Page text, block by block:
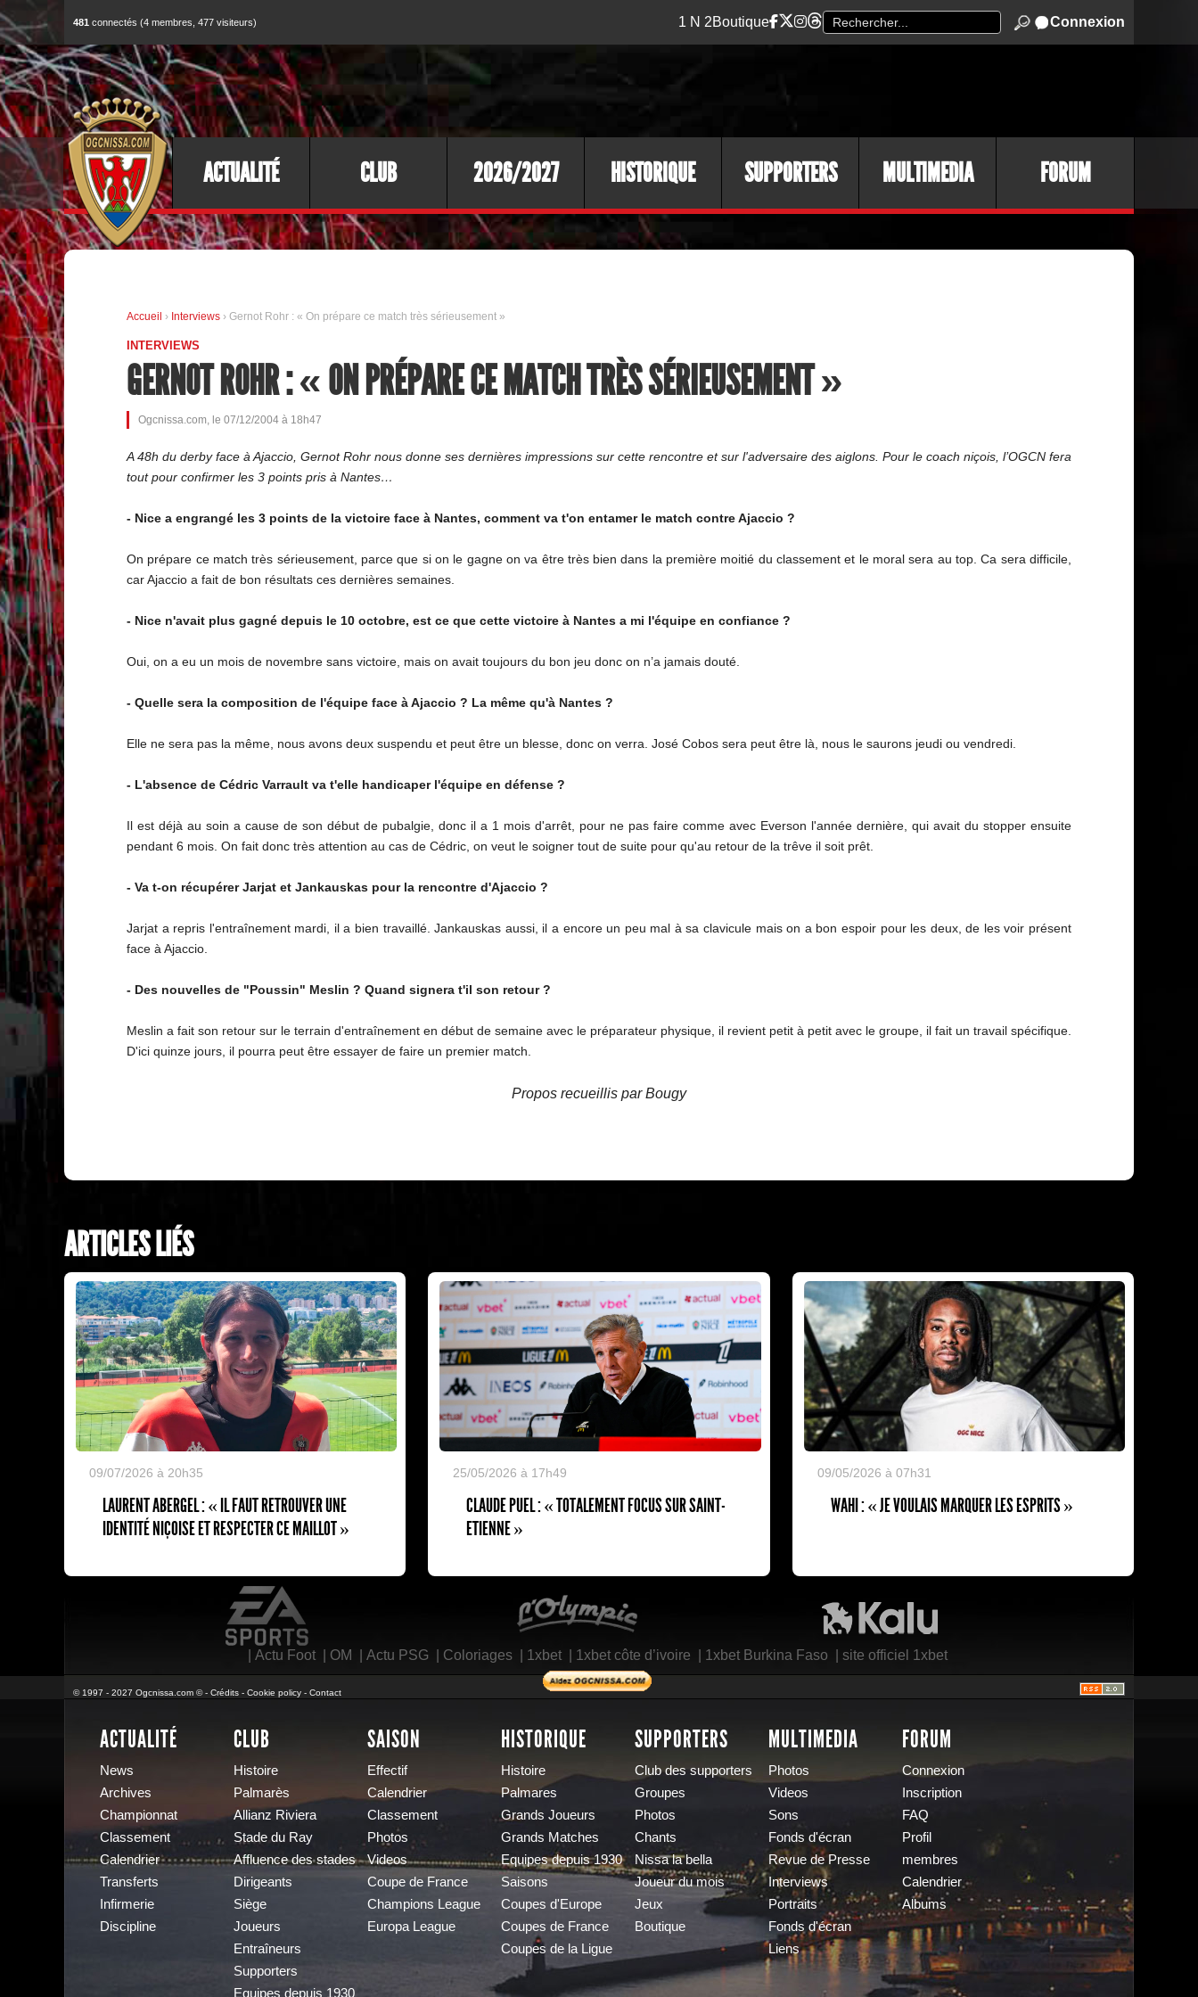
481 connectés (4 membres, 477 visiteurs) 1 N 2Boutique Connexion
ACTUALITÉ CLUB 2026/2027 HISTORIQUE SUPPORTERS MULTIMEDIA FORUM
Accueil › Interviews › Gernot Rohr : « On prépare ce match très sérieusement »
INTERVIEWS
GERNOT ROHR : « ON PRÉPARE CE MATCH TRÈS SÉRIEUSEMENT »
Ogcnissa.com, le 07/12/2004 à 18h47
A 48h du derby face à Ajaccio, Gernot Rohr nous donne ses dernières impressions sur cette rencontre et sur l'adversaire des aiglons. Pour le coach niçois, l’OGCN fera
tout pour confirmer les 3 points pris à Nantes…
- Nice a engrangé les 3 points de la victoire face à Nantes, comment va t'on entamer le match contre Ajaccio ?
On prépare ce match très sérieusement, parce que si on le gagne on va être très bien dans la première moitié du classement et le moral sera au top. Ca sera difficile,
car Ajaccio a fait de bon résultats ces dernières semaines.
- Nice n'avait plus gagné depuis le 10 octobre, est ce que cette victoire à Nantes a mi l'équipe en confiance ?
Oui, on a eu un mois de novembre sans victoire, mais on avait toujours du bon jeu donc on n’a jamais douté.
- Quelle sera la composition de l'équipe face à Ajaccio ? La même qu'à Nantes ?
Elle ne sera pas la même, nous avons deux suspendu et peut être un blesse, donc on verra. José Cobos sera peut être là, nous le saurons jeudi ou vendredi.
- L'absence de Cédric Varrault va t'elle handicaper l'équipe en défense ?
Il est déjà au soin a cause de son début de pubalgie, donc il a 1 mois d'arrêt, pour ne pas faire comme avec Everson l'année dernière, qui avait du stopper ensuite
pendant 6 mois. On fait donc très attention au cas de Cédric, on veut le soigner tout de suite pour qu'au retour de la trêve il soit prêt.
- Va t-on récupérer Jarjat et Jankauskas pour la rencontre d'Ajaccio ?
Jarjat a repris l'entraînement mardi, il a bien travaillé. Jankauskas aussi, il a encore un peu mal à sa clavicule mais on a bon espoir pour les deux, de les voir présent
face à Ajaccio.
- Des nouvelles de "Poussin" Meslin ? Quand signera t'il son retour ?
Meslin a fait son retour sur le terrain d'entraînement en début de semaine avec le préparateur physique, il revient petit à petit avec le groupe, il fait un travail spécifique.
D'ici quinze jours, il pourra peut être essayer de faire un premier match.
Propos recueillis par Bougy
ARTICLES LIÉS
09/07/2026 à 20h35
LAURENT ABERGEL : « IL FAUT RETROUVER UNE
IDENTITÉ NIÇOISE ET RESPECTER CE MAILLOT »
25/05/2026 à 17h49
CLAUDE PUEL : « TOTALEMENT FOCUS SUR SAINT-
ETIENNE »
09/05/2026 à 07h31
WAHI : « JE VOULAIS MARQUER LES ESPRITS »
Actu Foot| OM Actu PSG| Coloriages| 1xbet| 1xbet côte d’ivoire 1xbet Burkina Faso site officiel 1xbet
© 1997 - 2027 Ogcnissa.com © - Crédits - Cookie policy - Contact
ACTUALITÉ
News
Archives
Championnat
Classement
Calendrier
Transferts
Infirmerie
Discipline
CLUB
Histoire
Palmarès
Allianz Riviera
Stade du Ray
Affluence des stades
Dirigeants
Siège
Joueurs
Entraîneurs
Supporters
Equipes depuis 1930
SAISON
Effectif
Calendrier
Classement
Photos
Videos
Coupe de France
Champions League
Europa League
HISTORIQUE
Histoire
Palmares
Grands Joueurs
Grands Matches
Equipes depuis 1930
Saisons
Coupes d'Europe
Coupes de France
Coupes de la Ligue
SUPPORTERS
Club des supporters
Groupes
Photos
Chants
Nissa la bella
Joueur du mois
Jeux
Boutique
MULTIMEDIA
Photos
Videos
Sons
Fonds d'écran
Revue de Presse
Interviews
Portraits
Fonds d'écran
Liens
FORUM
Connexion
Inscription
FAQ
Profil
membres
Calendrier
Albums